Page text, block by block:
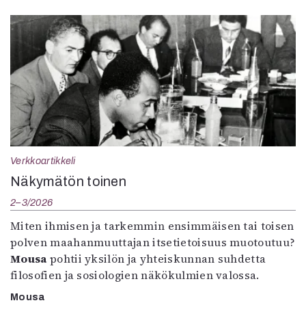
Verkkoartikkeli
Näkymätön toinen
2–3/2026
Miten ihmisen ja tarkemmin ensimmäisen tai toisen
polven maahanmuuttajan itsetietoisuus muotoutuu?
Mousa pohtii yksilön ja yhteiskunnan suhdetta
filosofien ja sosiologien näkökulmien valossa.
Mousa